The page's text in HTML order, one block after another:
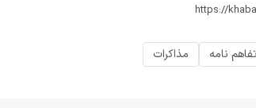
نامه مذاکرات